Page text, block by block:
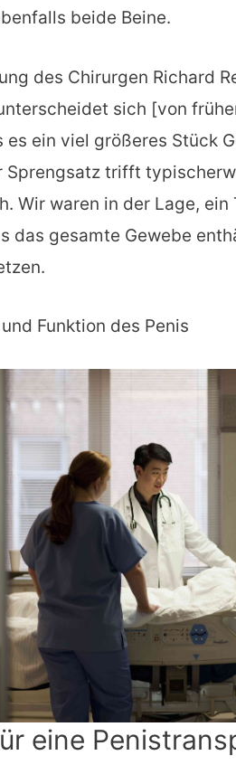
beide Beine.
des Chirurgen Richard
sich [von
es ein viel größeres Stück
Sprengsatz trifft
Wir waren in der Lage, ein
das gesamte Gewebe
Funktion des Penis
eine